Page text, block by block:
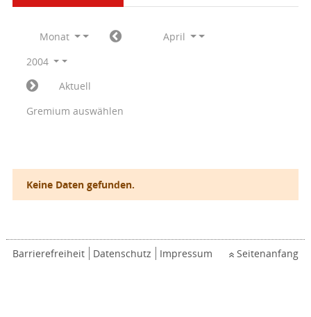
Monat
April
2004
Aktuell
Gremium auswählen
Keine Daten gefunden.
Barrierefreiheit Datenschutz Impressum Seitenanfang